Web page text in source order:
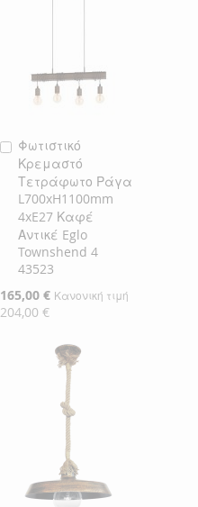
Φωτιστικό
Κρεμαστό
Τετράφωτο Ράγα
L700xH1100mm
4xE27 Καφέ
Αντικέ Eglo
Townshend 4
43523
Ειδική
Τιμή
165,00 € Κανονική τιμή
204,00 €
Προσθήκη
στο
Καλάθι